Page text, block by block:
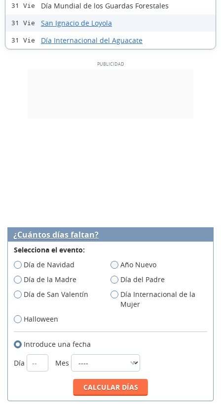
31 Vie Día Mundial de los Guardas Forestales
31 Vie San Ignacio de Loyola
31 Vie Día Internacional del Aguacate
¿Cuántos días faltan?
Selecciona el evento:
Día de Navidad
Año Nuevo
Día de la Madre
Día del Padre
Día de San Valentín
Día Internacional de la
Mujer
Halloween
Introduce una fecha
Día
Mes